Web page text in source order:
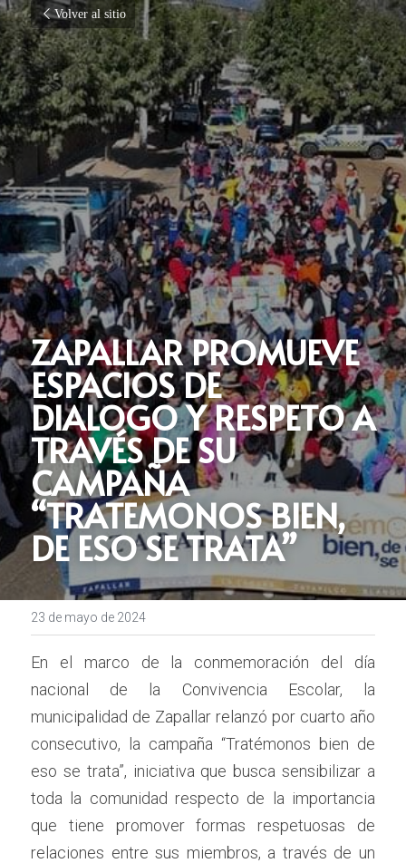
Volver al sitio
ZAPALLAR PROMUEVE
ESPACIOS DE
DIALOGO Y RESPETO A
TRAVÉS DE SU
CAMPAÑA
“TRATEMONOS BIEN,
DE ESO SE TRATA”
23 de mayo de 2024
En el marco de la conmemoración del día
nacional de la Convivencia Escolar, la
municipalidad de Zapallar relanzó por cuarto año
consecutivo, la campaña “Tratémonos bien de
eso se trata”, iniciativa que busca sensibilizar a
toda la comunidad respecto de la importancia
que tiene promover formas respetuosas de
relaciones entre sus miembros, a través de un